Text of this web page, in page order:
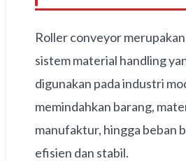
Roller conveyor
sistem material handling
digunakan pada industri
memindahkan barang,
manufaktur, hingga beban
efisien dan stabil.